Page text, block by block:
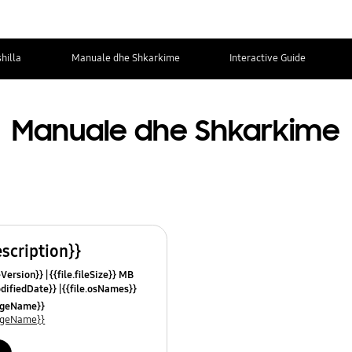
Manuale dhe Shkarkime Interactive Guide
Manuale dhe Shkarkime
{{file.fileSize}} MB
{{file.osNames}}